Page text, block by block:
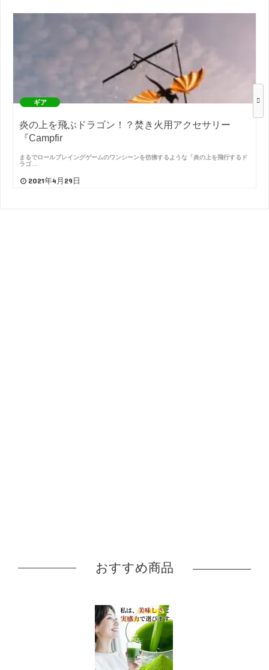
ギア
炎の上を飛ぶドラゴン！？焚き火用アクセサリー
『Campfir
まるでロールプレイングゲームのワンシーンを彷彿するような「炎の上を飛行するド
ラゴ…
2021年4月29日
おすすめ商品